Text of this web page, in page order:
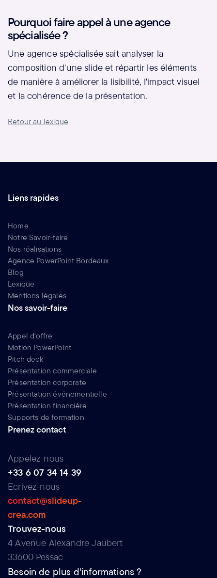
Pourquoi faire appel à une agence
spécialisée ?
Une agence spécialisée sait analyser la
composition d'une slide et répartir les éléments
de manière à améliorer la lisibilité, l'impact visuel
et la cohérence de la présentation.
Retour au lexique
Liens rapides
Home
Notre Savoir-faire
Nos réalisations
Agence PowerPoint Bordeaux
Blog
Lexique
Mentions légales
Nos savoir-faire
Appel d'offre
Motion PowerPoint
Pitch deck
Présentation commerciale
Présentation corporate
Présentation événementielle
Présentation financière
Supports de formation
Prenez contact
Appelez-nous
+33 6 07 34 14 39
Ecrivez-nous
contact@slideup-
crea.com
Trouvez-nous
4 Avenue Alexandre Jaubert
33600 Pessac
Besoin de plus d'informations ?